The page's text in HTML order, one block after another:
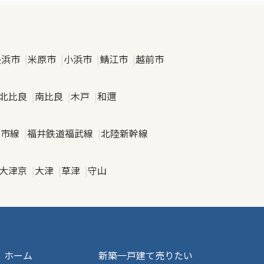
市 米原市 小浜市 鯖江市 越前市
比良 南比良 木戸 和邇
線 福井鉄道福武線 北陸新幹線
大津京 大津 草津 守山
ホーム
新築一戸建て売りたい